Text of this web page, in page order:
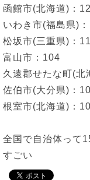
函館市(北海道)：
いわき市(福島県)
松坂市(三重県)：
富山市：104
久遠郡せたな町(北
佐伯市(大分県)：
根室市(北海道)：
全国で自治体って
すごい